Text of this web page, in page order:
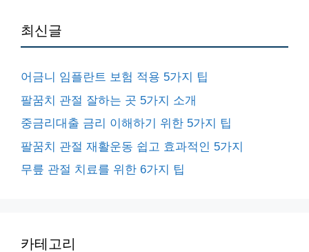
최신글
어금니 임플란트 보험 적용 5가지 팁
팔꿈치 관절 잘하는 곳 5가지 소개
중금리대출 금리 이해하기 위한 5가지 팁
팔꿈치 관절 재활운동 쉽고 효과적인 5가지
무릎 관절 치료를 위한 6가지 팁
카테고리